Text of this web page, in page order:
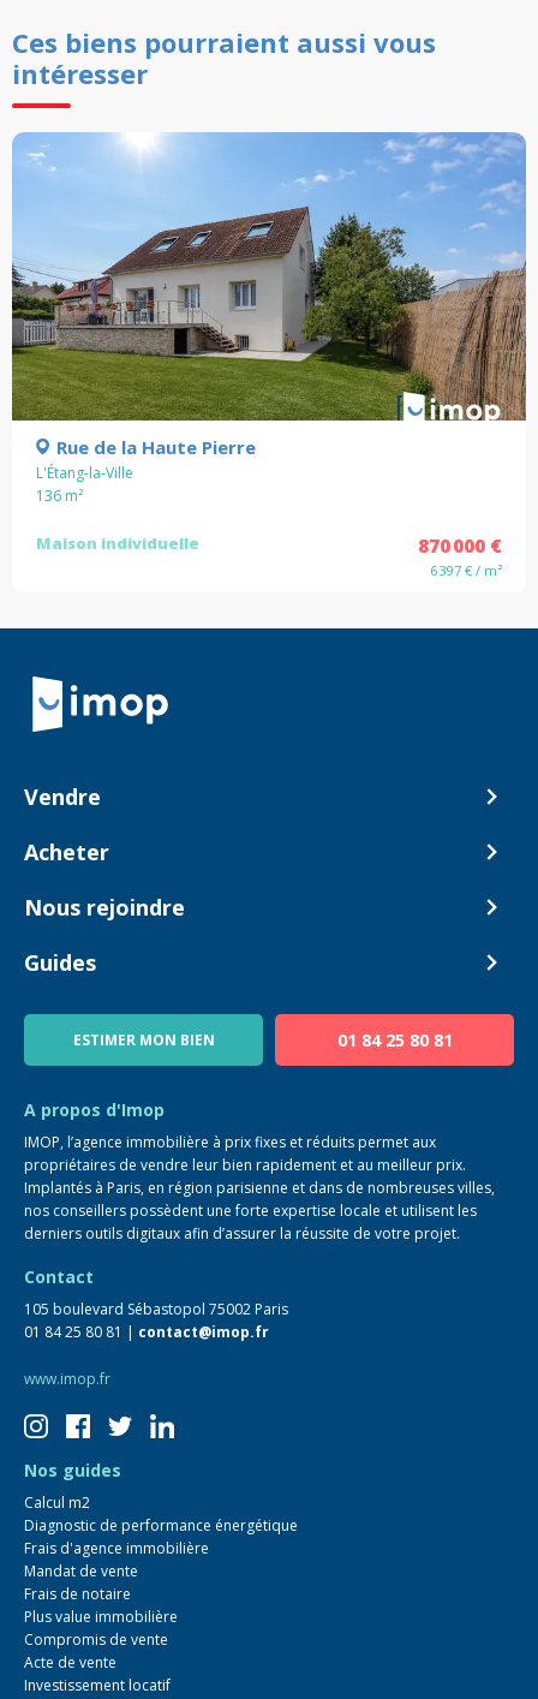
Ces biens pourraient aussi vous
intéresser
Rue de la Haute Pierre
L'Étang-la-Ville
136 m²
Maison individuelle 870 000 €
6 397 € / m²
Retour à la navigation principale
Vendre
Comment ça marche ?
Acheter
Biens en vente
Nous rejoindre
Devenir Conseiller
Guides
Blog
Guide immo
ESTIMER MON BIEN 01 84 25 80 81
A propos d'Imop
IMOP, l’agence immobilière à prix fixes et réduits permet aux
propriétaires de vendre leur bien rapidement et au meilleur prix.
Implantés à Paris, en région parisienne et dans de nombreuses villes,
nos conseillers possèdent une forte expertise locale et utilisent les
derniers outils digitaux afin d’assurer la réussite de votre projet.
Contact
105 boulevard Sébastopol 75002 Paris
01 84 25 80 81 | contact@imop.fr
www.imop.fr
Nos guides
Calcul m2
Diagnostic de performance énergétique
Frais d'agence immobilière
Mandat de vente
Frais de notaire
Plus value immobilière
Compromis de vente
Acte de vente
Investissement locatif